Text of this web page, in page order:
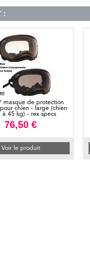
:
masque de protection
chien - large (chien
à 45 kg) - rex specs
76,50 €
Voir le produit